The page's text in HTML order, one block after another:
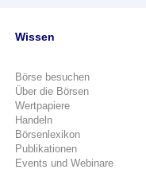
Wissen
Börse besuchen
Über die Börsen
Wertpapiere
Handeln
Börsenlexikon
Publikationen
Events und Webinare